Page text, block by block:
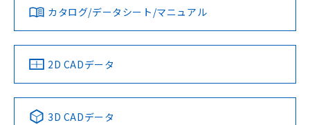
みください。
ソフトウェアの使用条件
対応済み
中国 RoHS 注意事項・凡例
LR型式承認
（イギリス
船舶規格）
DNV型式承認
（ノルウェー
BV型式承認
（フランス
KR型式
（韓国
No No No No
カタログ/データシート/マニュアル
2D CADデータ
3D CADデータ
指します。
ものではありません。
また、RoHS指令のフタル酸エステル類４
物質の対応では、対応完了までの期間は出
荷製品に未対応品が混在することから備考
欄に対応日を記載しておりました。
既に当社にて対応品への在庫切替を完了
していることから、特段のことがない限
り、2022年1月12日より割愛しておりま